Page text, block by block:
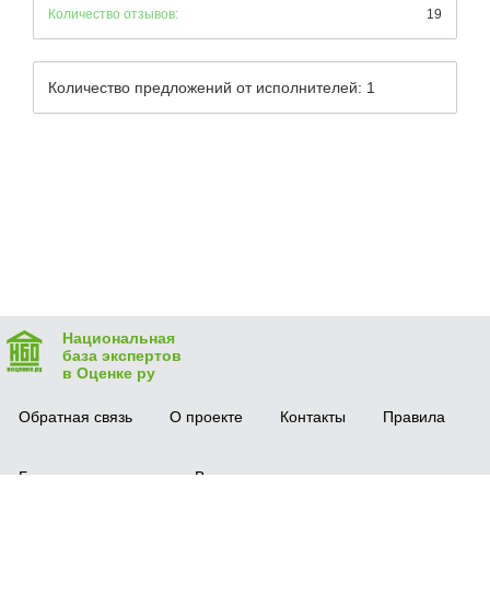
Количество отзывов:
19
Количество предложений от исполнителей: 1
Национальная
база экспертов
в Оценке ру
Обратная связь О проекте Контакты Правила
Безопасная сделка Вопрос-ответ